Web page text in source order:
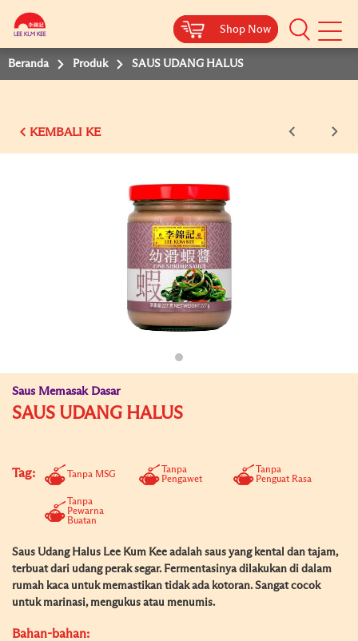
Shop Now
Shop Now
Beranda Produk SAUS UDANG HALUS
KEMBALI KE
Saus Memasak Dasar
SAUS UDANG HALUS
Tag: Tanpa MSG
Tanpa
Pengawet
Tanpa
Penguat Rasa
Tanpa
Pewarna
Buatan
Saus Udang Halus Lee Kum Kee adalah saus yang kental dan tajam,
terbuat dari udang perak segar. Fermentasinya dilakukan di dalam
rumah kaca untuk memastikan tidak ada kotoran. Sangat cocok
untuk marinasi, mengukus atau menumis.
Bahan-bahan: